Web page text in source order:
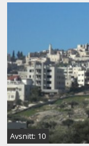
Avsnitt: 10